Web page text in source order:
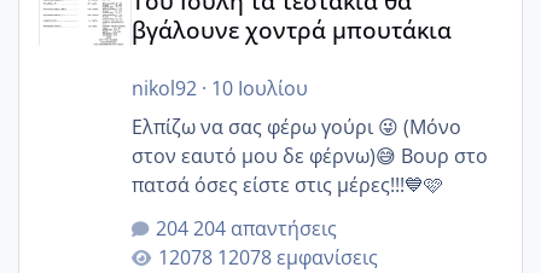
βγάλουνε χοντρά μπουτάκια
nikol92· 10 Ιουλίου
Ελπίζω να σας φέρω γούρι 😜 (Μόνο
στον εαυτό μου δε φέρνω)😅 Βουρ στο
πατσά όσες είστε στις μέρες!!!💙🩷
204 απαντήσεις
12078 εμφανίσεις